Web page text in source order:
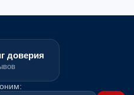
доверия